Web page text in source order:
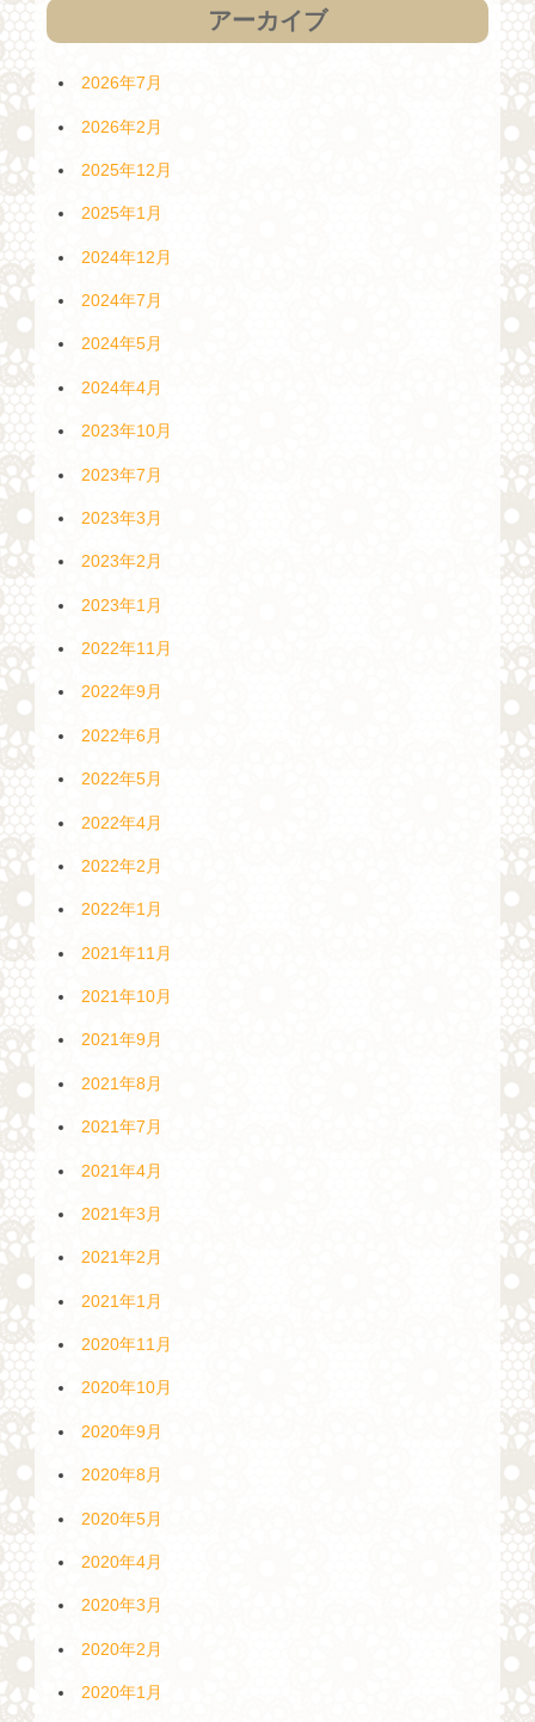
アーカイブ
2026年7月
2026年2月
2025年12月
2025年1月
2024年12月
2024年7月
2024年5月
2024年4月
2023年10月
2023年7月
2023年3月
2023年2月
2023年1月
2022年11月
2022年9月
2022年6月
2022年5月
2022年4月
2022年2月
2022年1月
2021年11月
2021年10月
2021年9月
2021年8月
2021年7月
2021年4月
2021年3月
2021年2月
2021年1月
2020年11月
2020年10月
2020年9月
2020年8月
2020年5月
2020年4月
2020年3月
2020年2月
2020年1月